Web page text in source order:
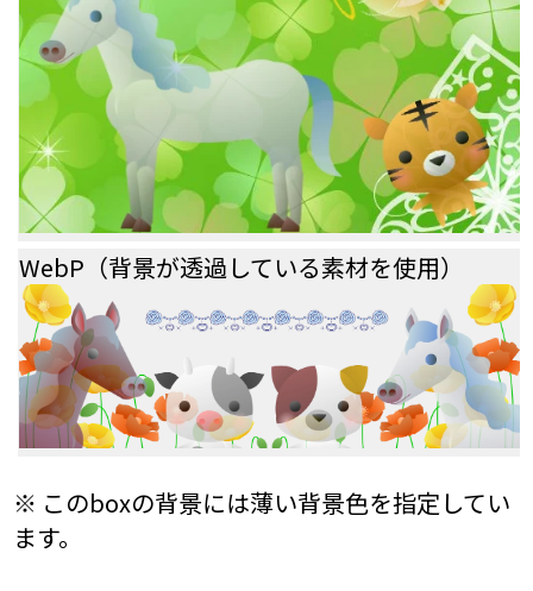
WebP（背景が透過している素材を使用）
※ このboxの背景には薄い背景色を指定してい
ます。